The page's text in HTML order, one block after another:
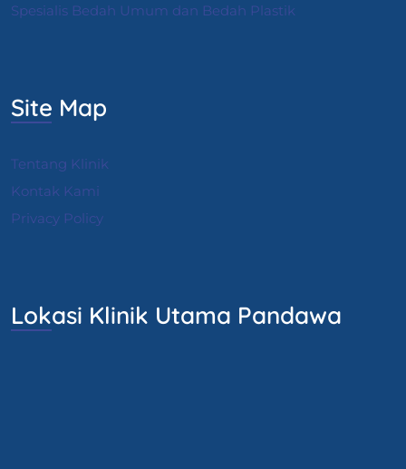
Spesialis Bedah Umum dan Bedah Plastik
Site Map
Tentang Klinik
Kontak Kami
Privacy Policy
Lokasi Klinik Utama Pandawa